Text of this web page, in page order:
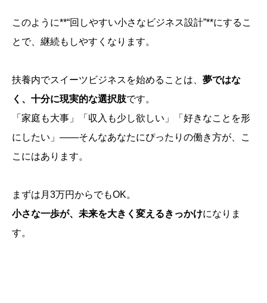
このように**“回しやすい小さなビジネス設計”**にするこ
とで、継続もしやすくなります。
扶養内でスイーツビジネスを始めることは、 夢ではな
く、十分に現実的な選択肢です。
「家庭も大事」「収入も少し欲しい」「好きなことを形
にしたい」——そんなあなたにぴったりの働き方が、こ
こにはあります。
まずは月3万円からでもOK。
小さな一歩が、未来を大きく変えるきっかけになりま
す。